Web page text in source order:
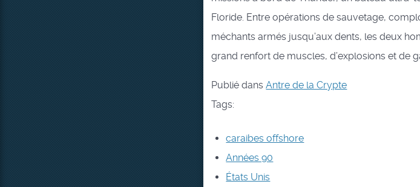
Floride. Entre opérations de sauvetage,
méchants armés jusqu’aux dents, les deux
grand renfort de muscles, d’explosions et de
Publié dans Antre de la Crypte
Tags:
caraibes offshore
Années 90
États Unis